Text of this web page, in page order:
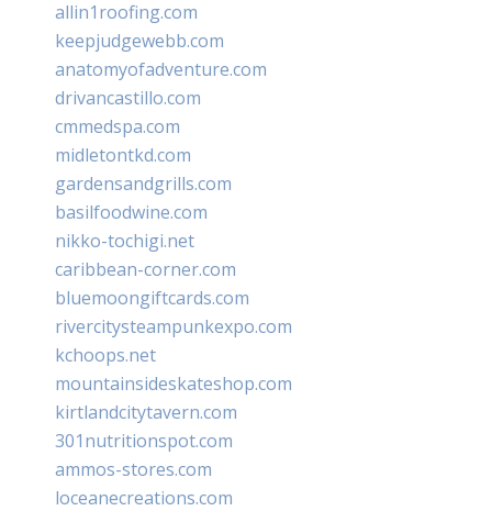
allin1roofing.com
keepjudgewebb.com
anatomyofadventure.com
drivancastillo.com
cmmedspa.com
midletontkd.com
gardensandgrills.com
basilfoodwine.com
nikko-tochigi.net
caribbean-corner.com
bluemoongiftcards.com
rivercitysteampunkexpo.com
kchoops.net
mountainsideskateshop.com
kirtlandcitytavern.com
301nutritionspot.com
ammos-stores.com
loceanecreations.com